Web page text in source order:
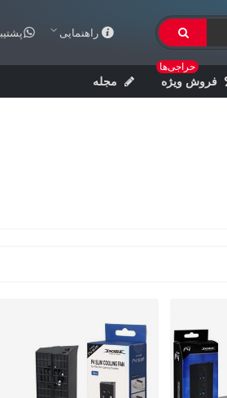
راهنمایی پشتیبانی:
فروش ویژه
حراجی‌ها
مجله